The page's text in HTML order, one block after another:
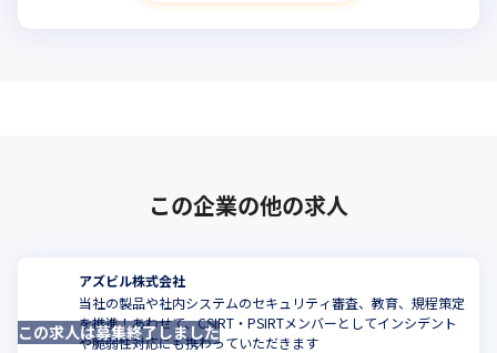
この企業の他の求人
アズビル株式会社
当社の製品や社内システムのセキュリティ審査、教育、規程策定
を推進！あわせて、CSIRT・PSIRTメンバーとしてインシデント
や脆弱性対応にも携わっていただきます
この求人は募集終了しました